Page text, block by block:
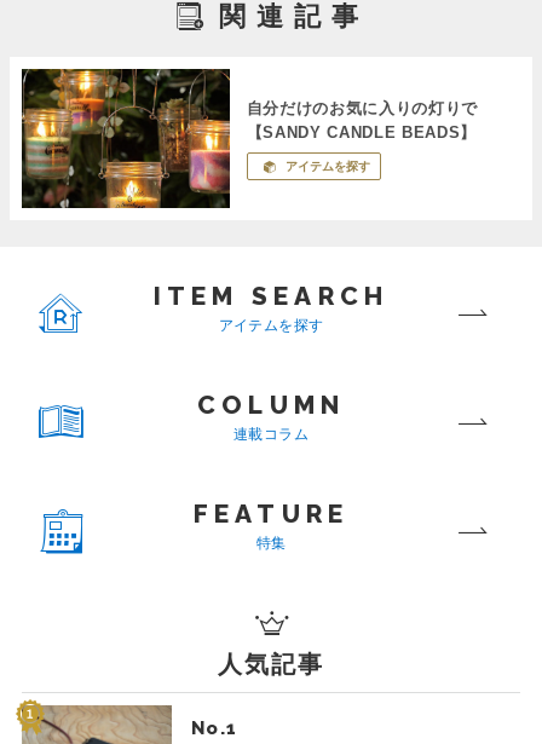
関連記事
自分だけのお気に入りの灯りで
【SANDY CANDLE BEADS】
アイテムを探す
ITEM SEARCH
アイテムを探す
COLUMN
連載コラム
FEATURE
特集
人気記事
No.